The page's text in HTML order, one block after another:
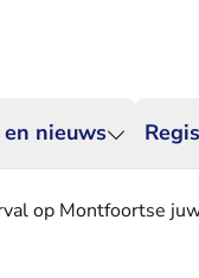
nieuws
op Montfoortse